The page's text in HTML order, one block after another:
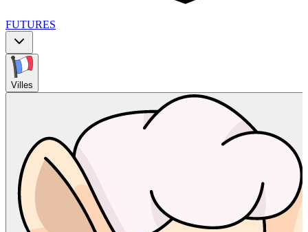
FUTURES
Villes